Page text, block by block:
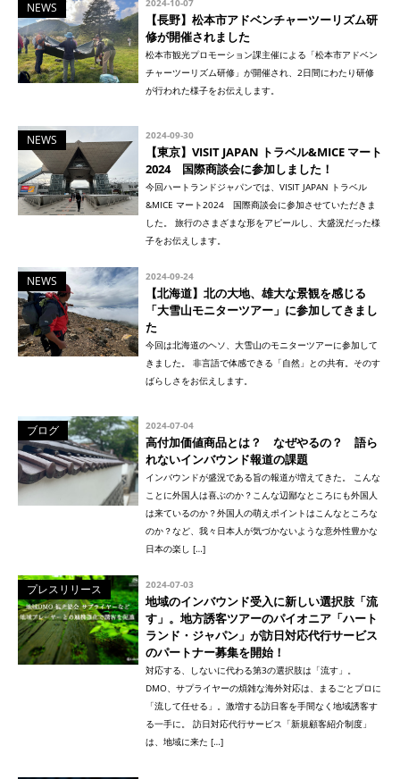
NEWS 2024-10-07
【長野】松本市アドベンチャーツーリズム研
修が開催されました
松本市観光プロモーション課主催による「松本市アドベン
チャーツーリズム研修」が開催され、2日間にわたり研修
が行われた様子をお伝えします。
NEWS 2024-09-30
【東京】VISIT JAPAN トラベル&MICE マート
2024 国際商談会に参加しました！
今回ハートランドジャパンでは、VISIT JAPAN トラベル
&MICE マート2024 国際商談会に参加させていただきま
した。 旅行のさまざまな形をアピールし、大盛況だった様
子をお伝えします。
NEWS 2024-09-24
【北海道】北の大地、雄大な景観を感じる
「大雪山モニターツアー」に参加してきまし
た
今回は北海道のヘソ、大雪山のモニターツアーに参加して
きました。 非言語で体感できる「自然」との共有。そのす
ばらしさをお伝えします。
ブログ 2024-07-04
高付加価値商品とは？ なぜやるの？ 語ら
れないインバウンド報道の課題
インバウンドが盛況である旨の報道が増えてきた。 こんな
ことに外国人は喜ぶのか？こんな辺鄙なところにも外国人
は来ているのか？外国人の萌えポイントはこんなところな
のか？など、我々日本人が気づかないような意外性豊かな
日本の楽し […]
プレスリリース 2024-07-03
地域のインバウンド受入に新しい選択肢「流
す」。地方誘客ツアーのパイオニア「ハート
ランド・ジャパン」が訪日対応代行サービス
のパートナー募集を開始！
対応する、しないに代わる第3の選択肢は「流す」。
DMO、サプライヤーの煩雑な海外対応は、まるごとプロに
「流して任せる」。激増する訪日客を手間なく地域誘客す
る一手に。 訪日対応代行サービス「新規顧客紹介制度」
は、地域に来た […]